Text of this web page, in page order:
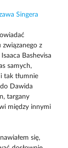
Singera
związanego z
Bashevisa
samych,
tak tłumnie
Dawida
targany
między innymi
się,